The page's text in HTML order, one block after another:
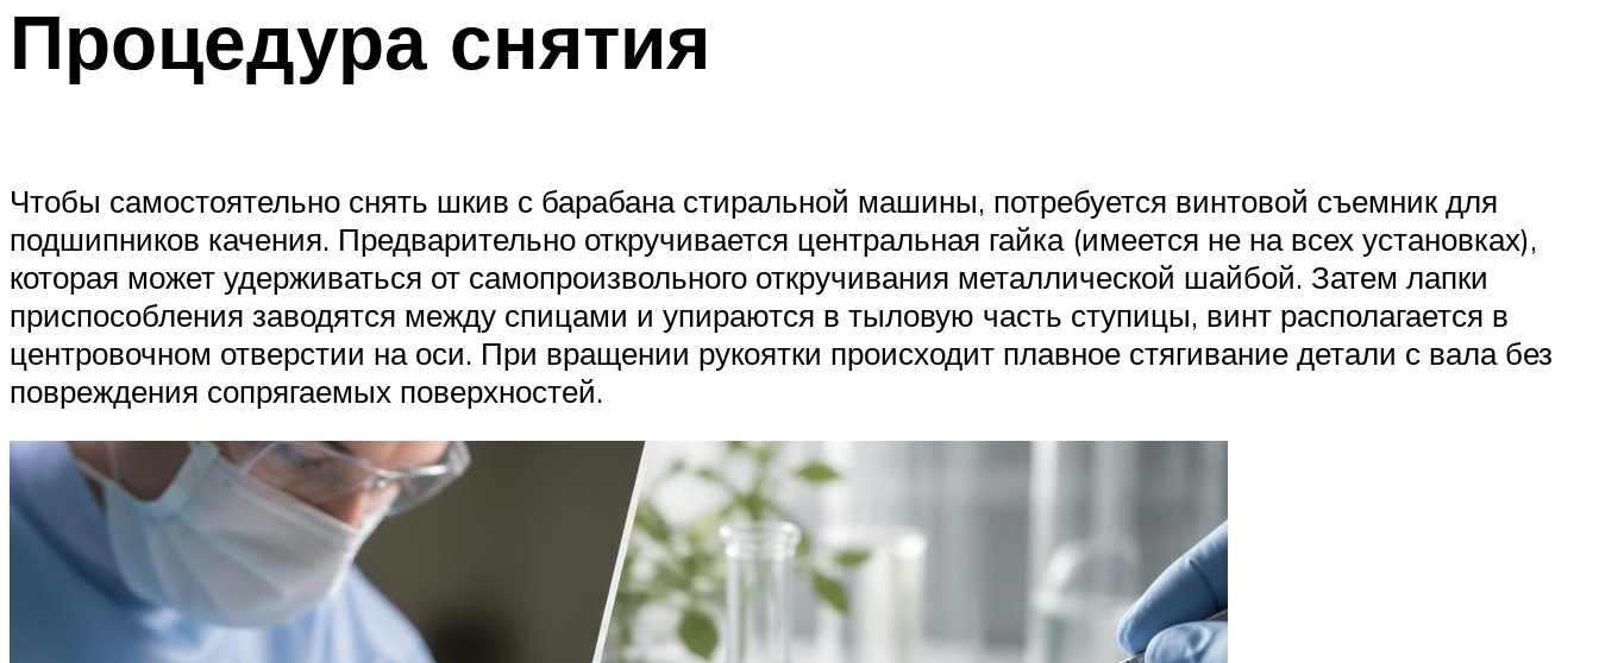
Процедура снятия
Чтобы самостоятельно снять шкив с барабана стиральной машины, потребуется винтовой съемник для
подшипников качения. Предварительно откручивается центральная гайка (имеется не на всех установках),
которая может удерживаться от самопроизвольного откручивания металлической шайбой. Затем лапки
приспособления заводятся между спицами и упираются в тыловую часть ступицы, винт располагается в
центровочном отверстии на оси. При вращении рукоятки происходит плавное стягивание детали с вала без
повреждения сопрягаемых поверхностей.